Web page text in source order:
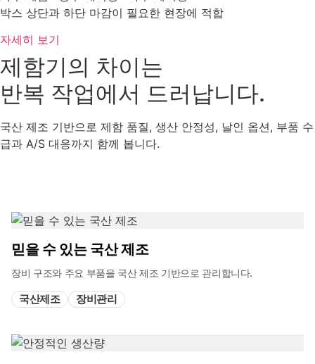
박스 상단과 하단 마감이 필요한 현장에 적합
자세히 보기
제함기의 차이는
반복 작업에서 드러납니다.
국산 제조 기반으로 제함 품질, 생산 안정성, 날인 옵션, 부품 수
급과 A/S 대응까지 함께 봅니다.
믿을 수 있는 국산 제조
장비 구조와 주요 부품을 국산 제조 기반으로 관리합니다.
국산제조 장비관리